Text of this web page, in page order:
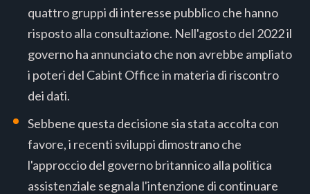
quattro gruppi di interesse pubblico che hanno
risposto alla consultazione. Nell'agosto del 2022 il
governo ha annunciato che non avrebbe ampliato
i poteri del Cabint Office in materia di riscontro
dei dati.
Sebbene questa decisione sia stata accolta con
favore, i recenti sviluppi dimostrano che
l'approccio del governo britannico alla politica
assistenziale segnala l'intenzione di continuare